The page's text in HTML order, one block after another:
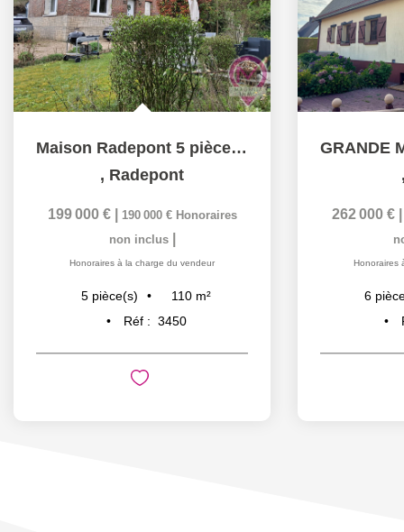
Maison Radepont 5 pièces110 m2
, Radepont
199 000 € 190 000 € Honoraires
non inclus
Honoraires à la charge du vendeur
5 pièce(s) 110 m²
Réf : 3450
262 000 €
Honoraires
6